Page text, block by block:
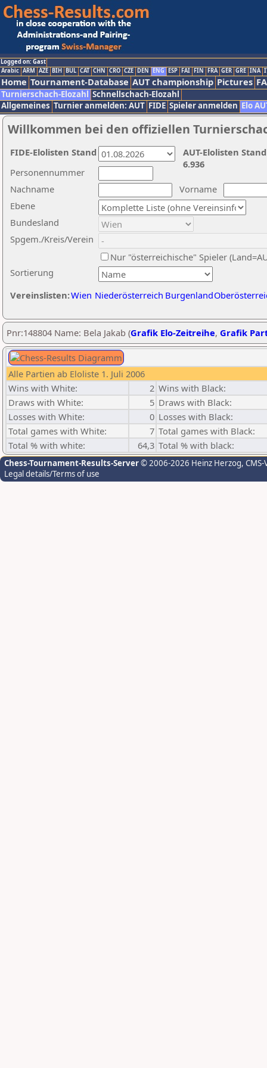
Logged on: Gast
Arabic ARM AZE BIH BUL CAT CHN CRO CZE DEN ENG ESP FAI FIN FRA GER GRE INA
Home Tournament-Database AUT championship Pictures
Turnierschach-Elozahl Schnellschach-Elozahl
Allgemeines Turnier anmelden: AUT FIDE Spieler anmelden Elo
Willkommen bei den offiziellen
Nachname
Vorname
Ebene
Sortierung
Personennummer
Bundesland
Spgem./Kreis/Verein
Nur "österreichische" Spieler
Vereinslisten:Wien Niederösterreich Burgenland
AUT-Elolisten
6.936
FIDE-Elolisten Stand
Pnr:148804 Name: Bela Jakab (Grafik Elo-Zeitreihe, Grafik
Alle Partien ab Eloliste 1. Juli 2006
Wins with White:
2 Wins with Black:
Draws with White:
5 Draws with Black:
Losses with White:
0 Losses with Black:
Total games with White:
7 Total games with Black:
Total % with white:
64,3 Total % with black:
Chess-Tournament-Results-Server© 2006-2026 Heinz Herzog,
Legal details/Terms of use